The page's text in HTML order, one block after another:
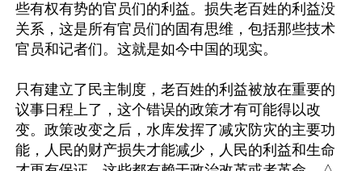
些有权有势的官员们的利益。损失老百姓的利益没
关系，这是所有官员们的固有思维，包括那些技术
官员和记者们。这就是如今中国的现实。
只有建立了民主制度，老百姓的利益被放在重要的
议事日程上了，这个错误的政策才有可能得以改
变。政策改变之后，水库发挥了减灾防灾的主要功
能，人民的财产损失才能减少，人民的利益和生命